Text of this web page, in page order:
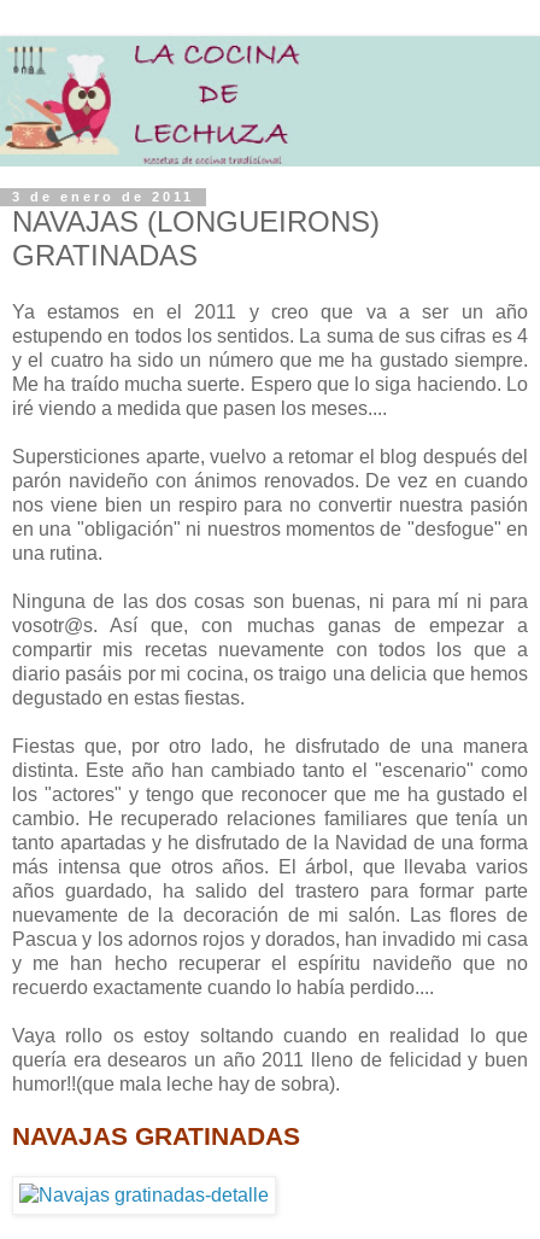
3 de enero de 2011
NAVAJAS (LONGUEIRONS)
GRATINADAS
Ya estamos en el 2011 y creo que va a ser un año
estupendo en todos los sentidos. La suma de sus cifras es 4
y el cuatro ha sido un número que me ha gustado siempre.
Me ha traído mucha suerte. Espero que lo siga haciendo. Lo
iré viendo a medida que pasen los meses....
Supersticiones aparte, vuelvo a retomar el blog después del
parón navideño con ánimos renovados. De vez en cuando
nos viene bien un respiro para no convertir nuestra pasión
en una "obligación" ni nuestros momentos de "desfogue" en
una rutina.
Ninguna de las dos cosas son buenas, ni para mí ni para
vosotr@s. Así que, con muchas ganas de empezar a
compartir mis recetas nuevamente con todos los que a
diario pasáis por mi cocina, os traigo una delicia que hemos
degustado en estas fiestas.
Fiestas que, por otro lado, he disfrutado de una manera
distinta. Este año han cambiado tanto el "escenario" como
los "actores" y tengo que reconocer que me ha gustado el
cambio. He recuperado relaciones familiares que tenía un
tanto apartadas y he disfrutado de la Navidad de una forma
más intensa que otros años. El árbol, que llevaba varios
años guardado, ha salido del trastero para formar parte
nuevamente de la decoración de mi salón. Las flores de
Pascua y los adornos rojos y dorados, han invadido mi casa
y me han hecho recuperar el espíritu navideño que no
recuerdo exactamente cuando lo había perdido....
Vaya rollo os estoy soltando cuando en realidad lo que
quería era desearos un año 2011 lleno de felicidad y buen
humor!!(que mala leche hay de sobra).
NAVAJAS GRATINADAS